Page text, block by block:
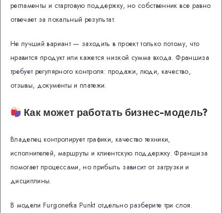
регламенты и стартовую поддержку, но собственник все равно
отвечает за локальный результат.
Не лучший вариант — заходить в проект только потому, что
нравится продукт или кажется низкой сумма входа. Франшиза
требует регулярного контроля: продажи, люди, качество,
отзывы, документы и платежи.
Как может работать бизнес-модель?
Владелец контролирует графики, качество техники,
исполнителей, маршруты и клиентскую поддержку. Франшиза
помогает процессами, но прибыль зависит от загрузки и
дисциплины.
В модели Furgonetka Punkt отдельно разберите три слоя.